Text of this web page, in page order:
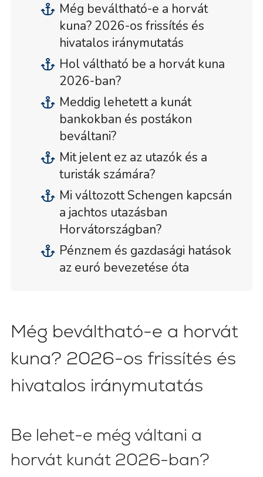
Még beváltható-e a horvát
kuna? 2026-os frissítés és
hivatalos iránymutatás
Hol váltható be a horvát kuna
2026-ban?
Meddig lehetett a kunát
bankokban és postákon
beváltani?
Mit jelent ez az utazók és a
turisták számára?
Mi változott Schengen kapcsán
a jachtos utazásban
Horvátországban?
Pénznem és gazdasági hatások
az euró bevezetése óta
Még beváltható-e a horvát
kuna? 2026-os frissítés és
hivatalos iránymutatás
Be lehet-e még váltani a
horvát kunát 2026-ban?